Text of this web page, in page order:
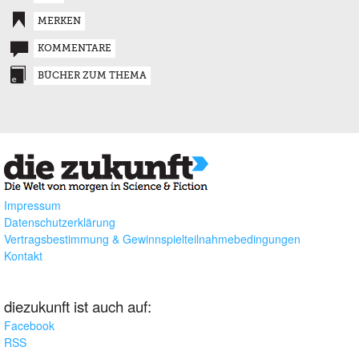
MERKEN
KOMMENTARE
BÜCHER ZUM THEMA
Impressum
Datenschutzerklärung
Vertragsbestimmung & Gewinnspielteilnahmebedingungen
Kontakt
diezukunft ist auch auf:
Facebook
RSS